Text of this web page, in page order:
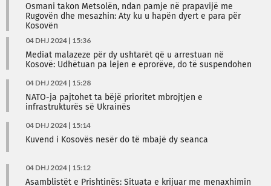
Osmani takon Metsolën, ndan pamje në prapavijë me
Rugovën dhe mesazhin: Aty ku u hapën dyert e para për
Kosovën
04 DHJ 2024 | 15:36
Mediat malazeze për dy ushtarët që u arrestuan në
Kosovë: Udhëtuan pa lejen e eprorëve, do të suspendohen
04 DHJ 2024 | 15:28
NATO-ja pajtohet ta bëjë prioritet mbrojtjen e
infrastrukturës së Ukrainës
04 DHJ 2024 | 15:14
Kuvend i Kosovës nesër do të mbajë dy seanca
04 DHJ 2024 | 15:12
Asamblistët e Prishtinës: Situata e krijuar me menaxhimin